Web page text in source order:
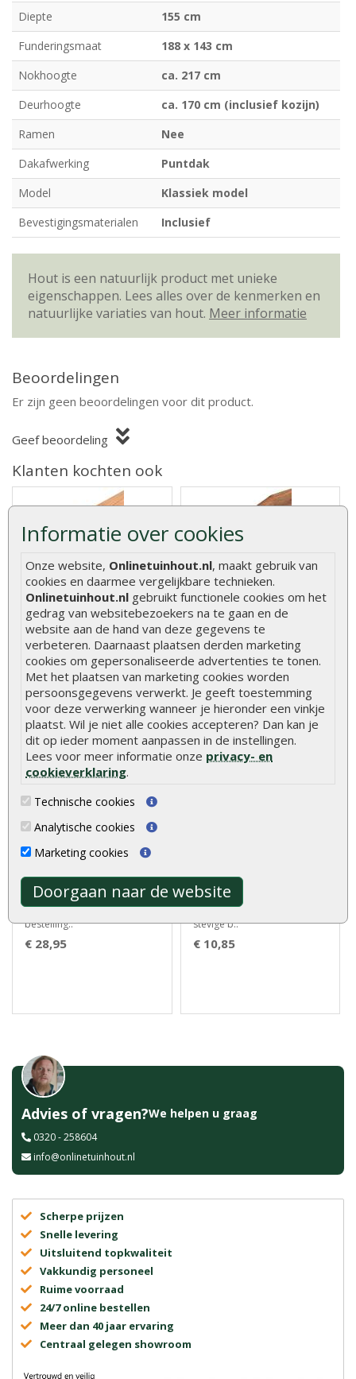
Informatie over cookies
Onze website, Onlinetuinhout.nl, maakt gebruik van
cookies en daarmee vergelijkbare technieken.
Onlinetuinhout.nl gebruikt functionele cookies om het
gedrag van websitebezoekers na te gaan en de
website aan de hand van deze gegevens te
verbeteren. Daarnaast plaatsen derden marketing
cookies om gepersonaliseerde advertenties te tonen.
Met het plaatsen van marketing cookies worden
persoonsgegevens verwerkt. Je geeft toestemming
voor deze verwerking wanneer je hieronder een vinkje
plaatst. Wil je niet alle cookies accepteren? Dan kan je
dit op ieder moment aanpassen in de instellingen.
Lees voor meer informatie onze privacy- en
cookieverklaring.
Technische cookies
Analytische cookies
Marketing cookies
Doorgaan naar de website
Diepte
155 cm
Funderingsmaat
188 x 143 cm
Nokhoogte
ca. 217 cm
Deurhoogte
ca. 170 cm (inclusief kozijn)
Ramen
Nee
Dakafwerking
Puntdak
Model
Klassiek model
Bevestigingsmaterialen
Inclusief
Hout is een natuurlijk product met unieke
eigenschappen. Lees alles over de kenmerken en
natuurlijke variaties van hout. Meer informatie
Beoordelingen
Er zijn geen beoordelingen voor dit product.
Geef beoordeling
Klanten kochten ook
Schuttingplank douglas
geschaafd 1,6 x 14 cm
Schuttingplank douglas hout
betreft een geschaafde plank
met..
€ 5,55
Hardhouten tuinpaal
azobé 6 x 6 cm fijnbezaagd
Ontdek de stevige
Hardhouten Paal Azobé 6 x 6
cm Fijnbezaagd..
€ 6,55
Tuinhek recht
geïmpregneerd 100 x 180
cm
Tuinhek recht geïmpregneerd
bestelling..
€ 28,95
De Tuinpaal Geïmpregneerd
stevige b..
€ 10,85
Advies of vragen?We helpen u graag
0320 - 258604
info@onlinetuinhout.nl
Scherpe prijzen
Snelle levering
Uitsluitend topkwaliteit
Vakkundig personeel
Ruime voorraad
24/7 online bestellen
Meer dan 40 jaar ervaring
Centraal gelegen showroom